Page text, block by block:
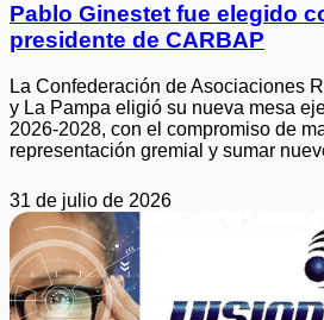
Pablo Ginestet fue elegido
presidente de CARBAP
La Confederación de Asociaciones
y La Pampa eligió su nueva mesa
2026-2028, con el compromiso de
representación gremial y sumar
31 de julio de 2026